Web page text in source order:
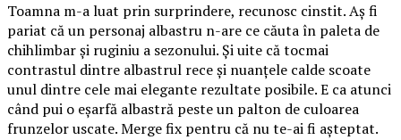
Toamna m-a luat prin surprindere, recunosc cinstit. Aș fi
pariat că un personaj albastru n-are ce căuta în paleta de
chihlimbar și ruginiu a sezonului. Și uite că tocmai
contrastul dintre albastrul rece și nuanțele calde scoate
unul dintre cele mai elegante rezultate posibile. E ca atunci
când pui o eșarfă albastră peste un palton de culoarea
frunzelor uscate. Merge fix pentru că nu te-ai fi așteptat.